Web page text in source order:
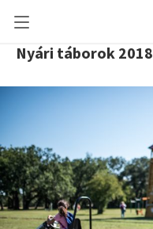
Nyári táborok 2018